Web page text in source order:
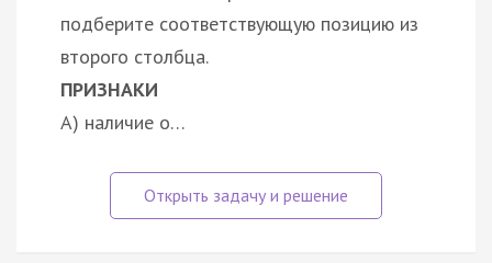
подберите соответствующую позицию из
второго столбца.
ПРИЗНАКИ
А) наличие о…